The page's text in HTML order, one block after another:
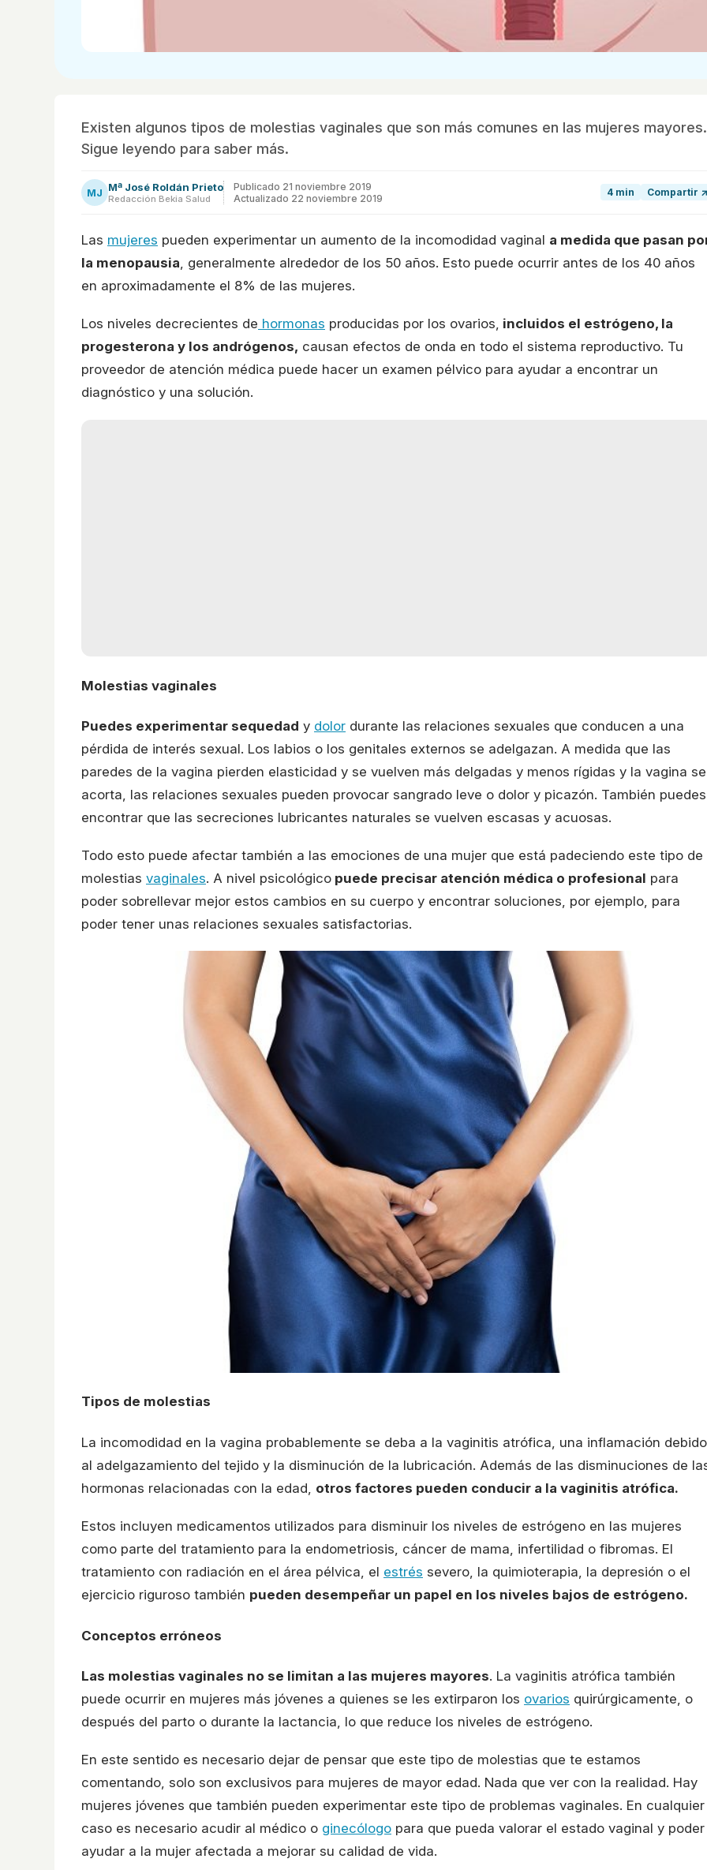
Existen algunos tipos de molestias vaginales que son más comunes en las mujeres mayores.
Sigue leyendo para saber más.
MJ Mª José Roldán Prieto
Redacción Bekia Salud
Publicado 21 noviembre 2019
Actualizado 22 noviembre 2019
4 min Compartir ↗
Las mujeres pueden experimentar un aumento de la incomodidad vaginal a medida que pasan
la menopausia , generalmente alrededor de los 50 años. Esto puede ocurrir antes de los 40 años
en aproximadamente el 8% de las mujeres.
Los niveles decrecientes de hormonas producidas por los ovarios, incluidos el estrógeno, la
progesterona y los andrógenos, causan efectos de onda en todo el sistema reproductivo. Tu
proveedor de atención médica puede hacer un examen pélvico para ayudar a encontrar un
diagnóstico y una solución.
Molestias vaginales
Puedes experimentar sequedad y dolor durante las relaciones sexuales que conducen a una
pérdida de interés sexual. Los labios o los genitales externos se adelgazan. A medida que las
paredes de la vagina pierden elasticidad y se vuelven más delgadas y menos rígidas y la vagina se
acorta, las relaciones sexuales pueden provocar sangrado leve o dolor y picazón. También puedes
encontrar que las secreciones lubricantes naturales se vuelven escasas y acuosas.
Todo esto puede afectar también a las emociones de una mujer que está padeciendo este tipo de
molestias vaginales. A nivel psicológico puede precisar atención médica o profesional para
poder sobrellevar mejor estos cambios en su cuerpo y encontrar soluciones, por ejemplo, para
poder tener unas relaciones sexuales satisfactorias.
Tipos de molestias
La incomodidad en la vagina probablemente se deba a la vaginitis atrófica, una inflamación debido
al adelgazamiento del tejido y la disminución de la lubricación. Además de las disminuciones de
hormonas relacionadas con la edad, otros factores pueden conducir a la vaginitis atrófica.
Estos incluyen medicamentos utilizados para disminuir los niveles de estrógeno en las mujeres
como parte del tratamiento para la endometriosis, cáncer de mama, infertilidad o fibromas. El
tratamiento con radiación en el área pélvica, el estrés severo, la quimioterapia, la depresión o el
ejercicio riguroso también pueden desempeñar un papel en los niveles bajos de estrógeno.
Conceptos erróneos
Las molestias vaginales no se limitan a las mujeres mayores. La vaginitis atrófica también
puede ocurrir en mujeres más jóvenes a quienes se les extirparon los ovarios quirúrgicamente, o
después del parto o durante la lactancia, lo que reduce los niveles de estrógeno.
En este sentido es necesario dejar de pensar que este tipo de molestias que te estamos
comentando, solo son exclusivos para mujeres de mayor edad. Nada que ver con la realidad. Hay
mujeres jóvenes que también pueden experimentar este tipo de problemas vaginales. En cualquier
caso es necesario acudir al médico o ginecólogo para que pueda valorar el estado vaginal y poder
ayudar a la mujer afectada a mejorar su calidad de vida.